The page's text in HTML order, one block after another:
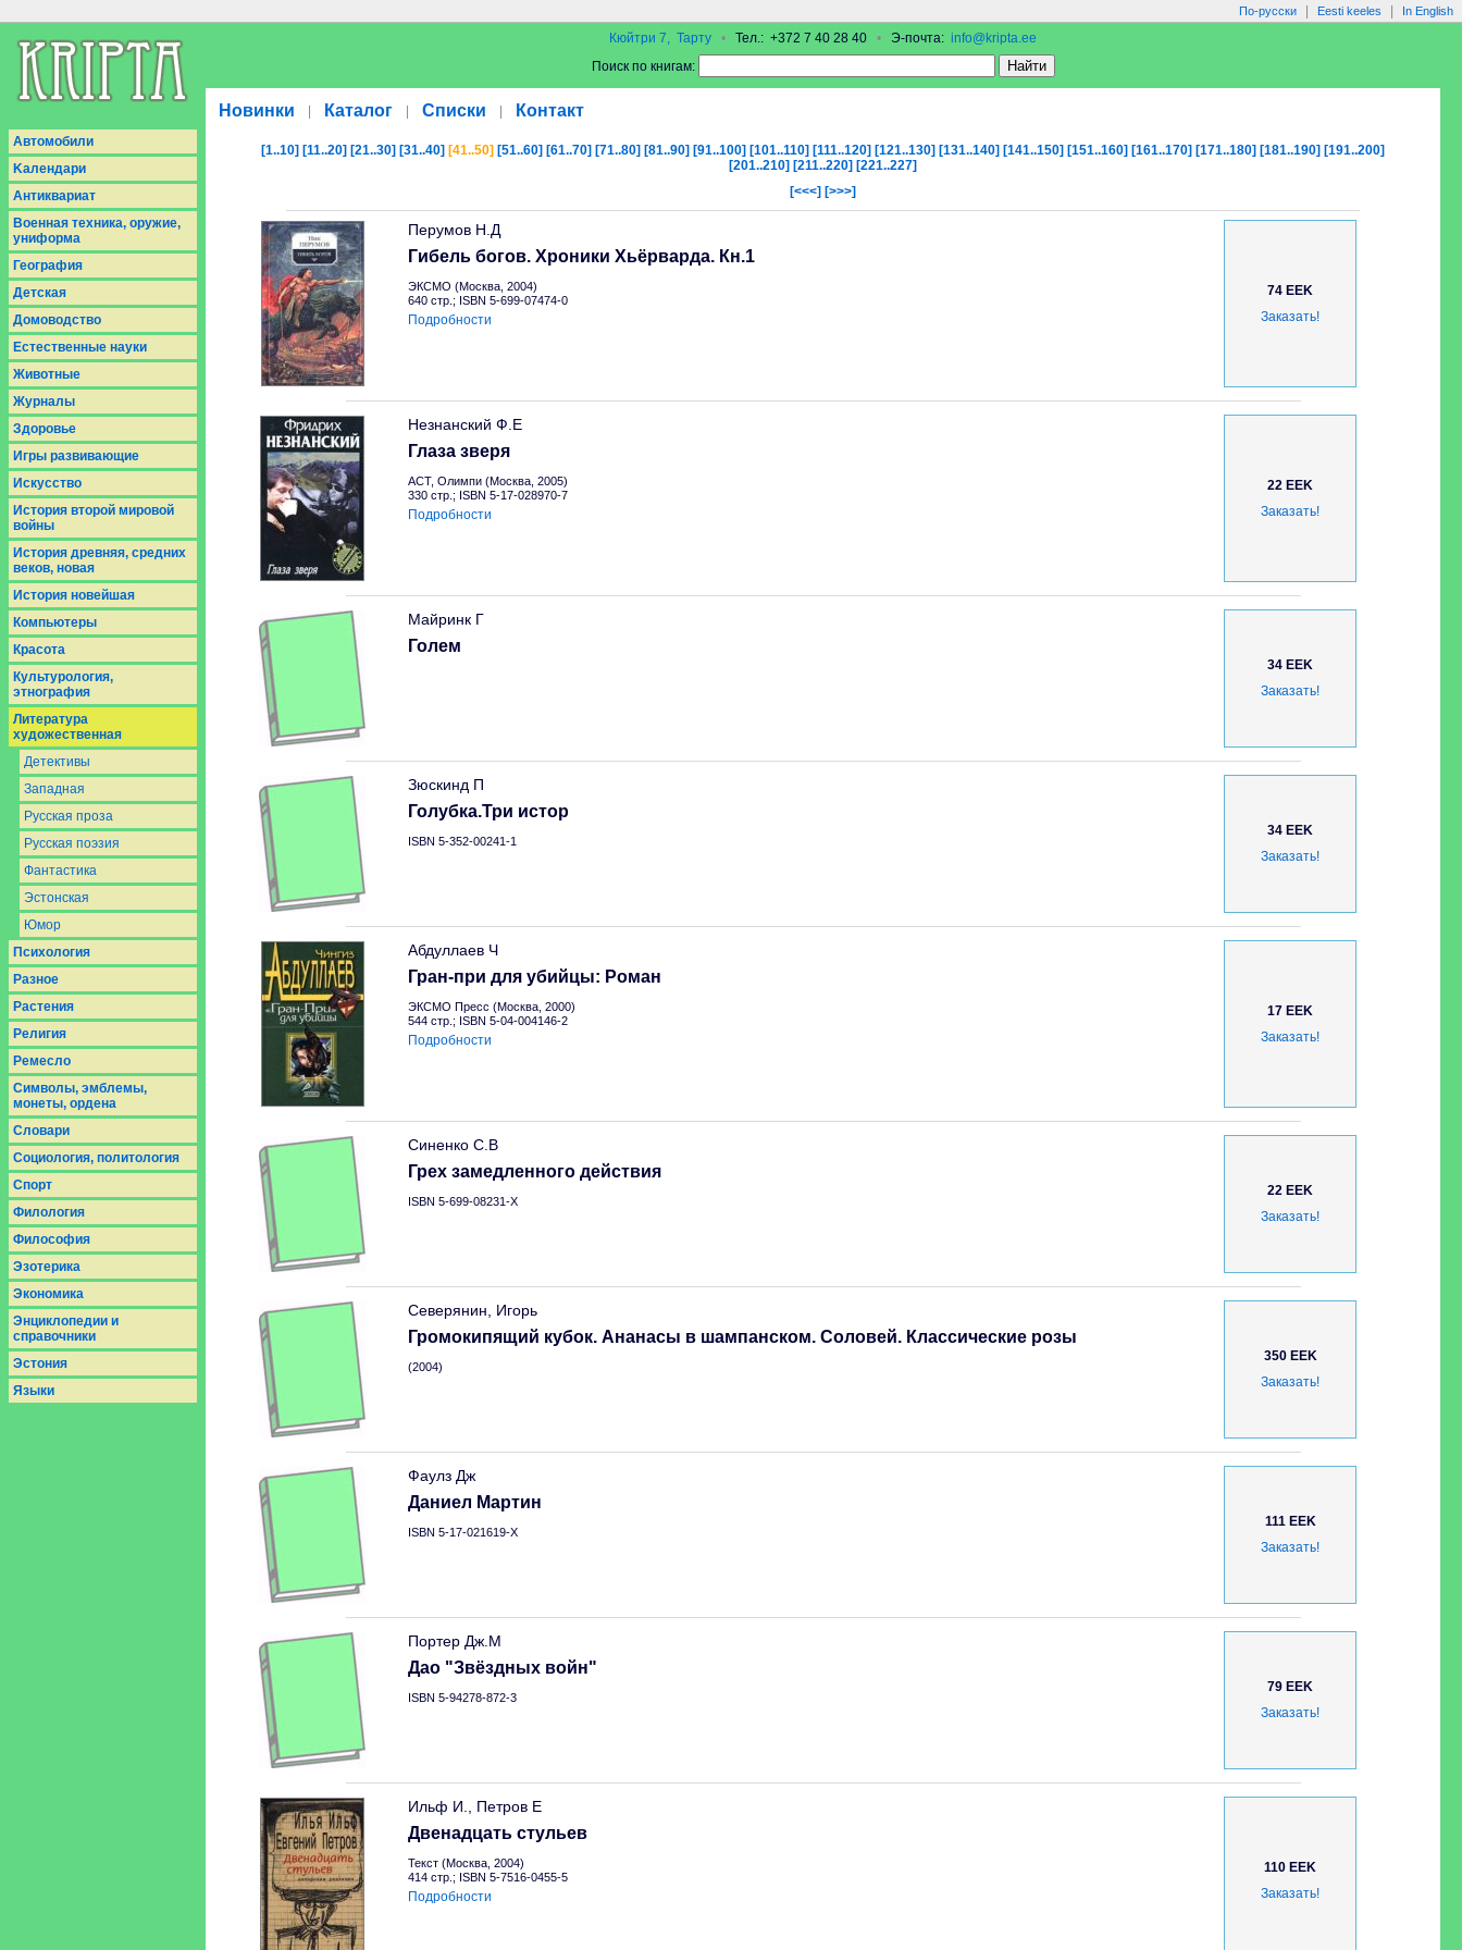
По-русски Eesti keeles In English
Кюйтри 7, Тарту • Тел.: +372 7 40 28 40 • Э-почта: info@kripta.ee
Поиск по книгам:
Новинки Каталог Списки Контакт
Aвтомобили
Kалендари
Антиквариат
Военная техника, оружие,
униформа
География
Детская
Домоводство
Естественные науки
Животные
Журналы
Здоровье
Игры развивающие
Искусство
История второй мировой
войны
История древняя, средних
веков, новая
История новейшая
Компьютеры
Красота
Культурология,
этнография
Литература
художественная
Детективы
Западная
Русская проза
Русская поэзия
Фантастика
Эстонская
Юмор
Психология
Разное
Растения
Религия
Ремесло
Символы, эмблемы,
монеты, ордена
Словари
Социология, политология
Спорт
Филология
Философия
Эзотерика
Экономика
Энциклопедии и
справочники
Эстония
Языки
[1..10] [11..20] [21..30] [31..40] [41..50] [51..60] [61..70] [71..80] [81..90] [91..100] [101..110] [111..120] [121..130] [131..140] [141..150] [151..160] [161..170] [171..180] [181..190] [191..200]
[201..210] [211..220] [221..227]
[<<<] [>>>]
Перумов Н.Д
Гибель богов. Хроники Хьёрварда. Кн.1
ЭКСМО (Москва, 2004)
640 стр.; ISBN 5-699-07474-0
Подробности
74 EEK
Заказать!
Незнанский Ф.Е
Глаза зверя
АСТ, Олимпи (Москва, 2005)
330 стр.; ISBN 5-17-028970-7
Подробности
22 EEK
Заказать!
Майринк Г
Голем
34 EEK
Заказать!
Зюскинд П
Голубка.Три истор
ISBN 5-352-00241-1
34 EEK
Заказать!
Абдуллаев Ч
Гран-при для убийцы: Роман
ЭКСМО Пресс (Москва, 2000)
544 стр.; ISBN 5-04-004146-2
Подробности
17 EEK
Заказать!
Синенко С.В
Грех замедленного действия
ISBN 5-699-08231-Х
22 EEK
Заказать!
Северянин, Игорь
Громокипящий кубок. Ананасы в шампанском. Соловей. Классические розы
(2004)
350 EEK
Заказать!
Фаулз Дж
Даниел Мартин
ISBN 5-17-021619-Х
111 EEK
Заказать!
Портер Дж.М
Дао "Звёздных войн"
ISBN 5-94278-872-3
79 EEK
Заказать!
Ильф И., Петров Е
Двенадцать стульев
Текст (Москва, 2004)
414 стр.; ISBN 5-7516-0455-5
Подробности
110 EEK
Заказать!